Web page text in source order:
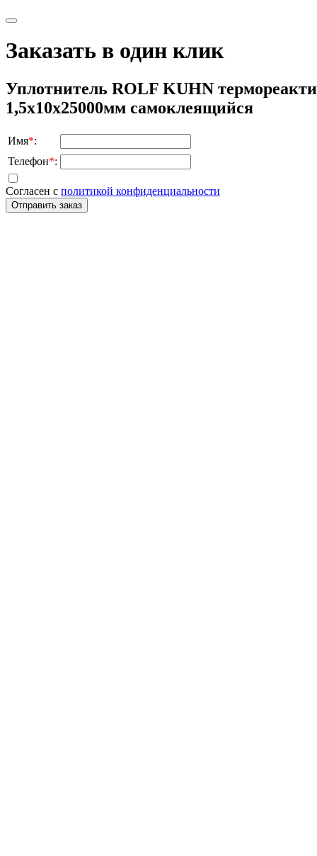
Заказать в один клик
Уплотнитель ROLF KUHN
1,5x10х25000мм самоклеящийся
Имя*:
Телефон*:
Согласен с политикой конфиденциальности
Отправить заказ